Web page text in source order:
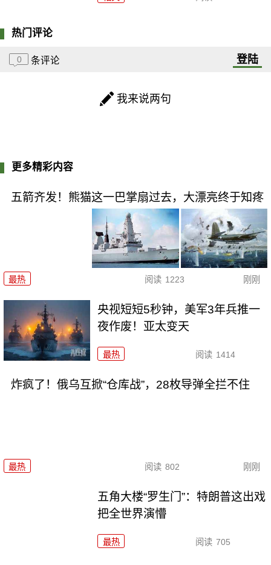
热门评论
0 条评论 登陆
我来说两句
更多精彩内容
五箭齐发！熊猫这一巴掌扇过去，大漂亮终于知疼
最热 阅读 1223 刚刚
央视短短5秒钟，美军3年兵推一
夜作废！亚太变天
最热 阅读 1414
炸疯了！俄乌互掀“仓库战”，28枚导弹全拦不住
最热 阅读 802 刚刚
五角大楼“罗生门”：特朗普这出戏
把全世界演懵
最热 阅读 705